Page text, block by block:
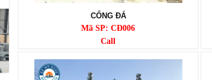
CỔNG ĐÁ
Mã SP: CĐ006
Call